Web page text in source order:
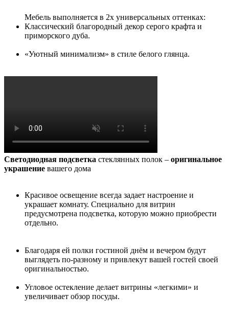
Мебель выполняется в 2х универсальных оттенках:
Классический благородный декор серого крафта и
приморского дуба.
«Уютный минимализм» в стиле белого глянца.
Светодиодная подсветка стеклянных полок – оригинальное
украшение вашего дома
Красивое освещение всегда задает настроение и
украшает комнату. Специально для витрин
предусмотрена подсветка, которую можно приобрести
отдельно.
Благодаря ей полки гостиной днём и вечером будут
выглядеть по-разному и привлекут вашей гостей своей
оригинальностью.
Угловое остекление делает витрины «легкими» и
увеличивает обзор посуды.